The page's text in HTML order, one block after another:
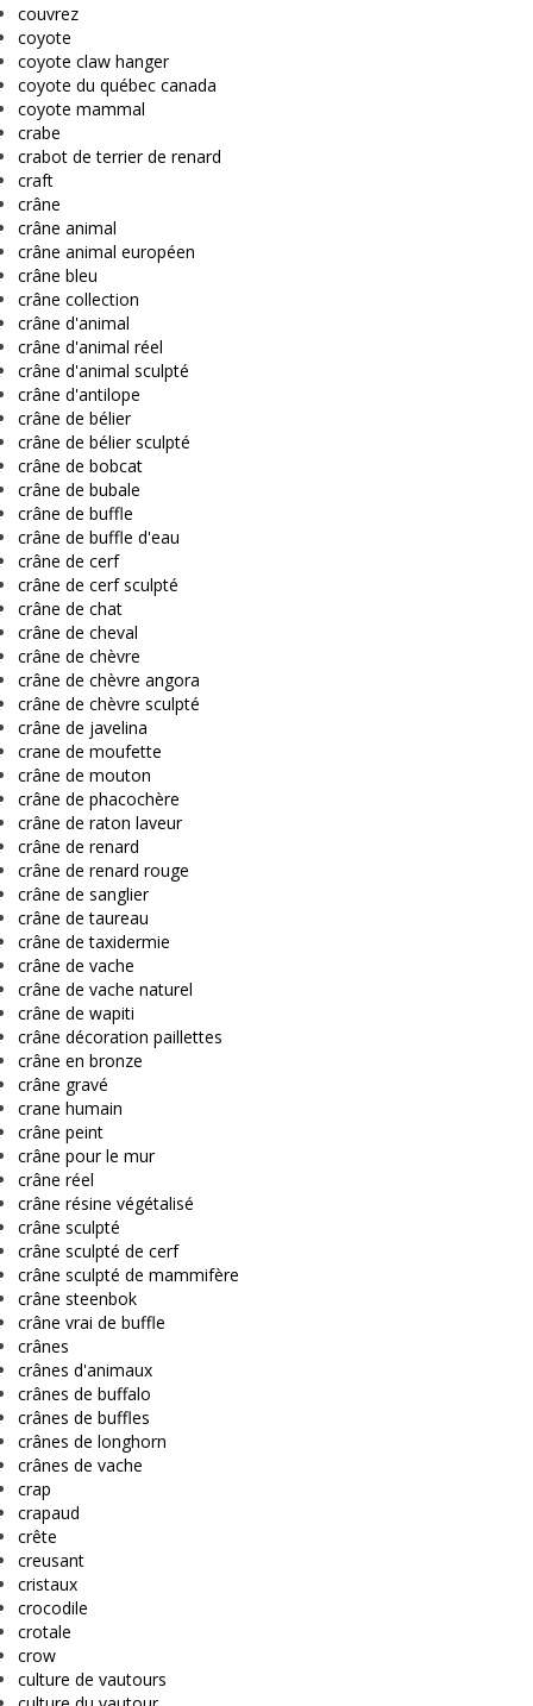
couvrez
coyote
coyote claw hanger
coyote du québec canada
coyote mammal
crabe
crabot de terrier de renard
craft
crâne
crâne animal
crâne animal européen
crâne bleu
crâne collection
crâne d'animal
crâne d'animal réel
crâne d'animal sculpté
crâne d'antilope
crâne de bélier
crâne de bélier sculpté
crâne de bobcat
crâne de bubale
crâne de buffle
crâne de buffle d'eau
crâne de cerf
crâne de cerf sculpté
crâne de chat
crâne de cheval
crâne de chèvre
crâne de chèvre angora
crâne de chèvre sculpté
crâne de javelina
crane de moufette
crâne de mouton
crâne de phacochère
crâne de raton laveur
crâne de renard
crâne de renard rouge
crâne de sanglier
crâne de taureau
crâne de taxidermie
crâne de vache
crâne de vache naturel
crâne de wapiti
crâne décoration paillettes
crâne en bronze
crâne gravé
crane humain
crâne peint
crâne pour le mur
crâne réel
crâne résine végétalisé
crâne sculpté
crâne sculpté de cerf
crâne sculpté de mammifère
crâne steenbok
crâne vrai de buffle
crânes
crânes d'animaux
crânes de buffalo
crânes de buffles
crânes de longhorn
crânes de vache
crap
crapaud
crête
creusant
cristaux
crocodile
crotale
crow
culture de vautours